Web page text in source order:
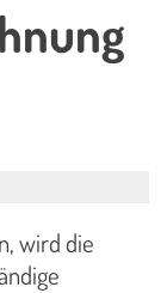
wird die